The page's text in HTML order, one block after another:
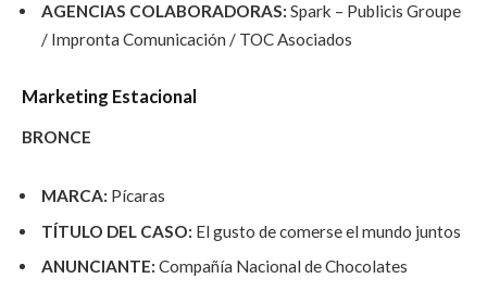
AGENCIAS COLABORADORAS: Spark – Publicis Groupe
/ Impronta Comunicación / TOC Asociados
Marketing Estacional
BRONCE
MARCA: Pícaras
TÍTULO DEL CASO: El gusto de comerse el mundo juntos
ANUNCIANTE: Compañía Nacional de Chocolates